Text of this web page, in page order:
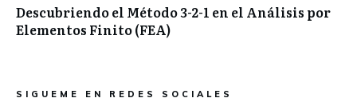
Descubriendo el Método 3-2-1 en el Análisis por
Elementos Finito (FEA)
SIGUEME EN REDES SOCIALES